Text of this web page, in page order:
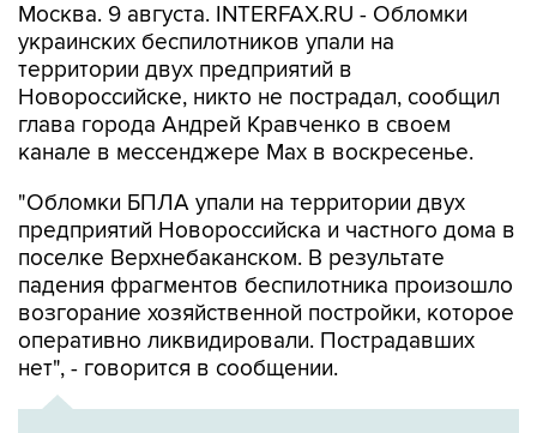
Москва. 9 августа. INTERFAX.RU - Обломки
украинских беспилотников упали на
территории двух предприятий в
Новороссийске, никто не пострадал, сообщил
глава города Андрей Кравченко в своем
канале в мессенджере Max в воскресенье.
"Обломки БПЛА упали на территории двух
предприятий Новороссийска и частного дома в
поселке Верхнебаканском. В результате
падения фрагментов беспилотника произошло
возгорание хозяйственной постройки, которое
оперативно ликвидировали. Пострадавших
нет", - говорится в сообщении.